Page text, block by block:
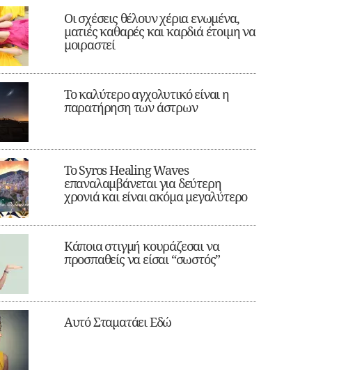
Οι σχέσεις θέλουν χέρια ενωμένα,
ματιές καθαρές και καρδιά έτοιμη να
μοιραστεί
Το καλύτερο αγχολυτικό είναι η
παρατήρηση των άστρων
Το Syros Healing Waves
επαναλαμβάνεται για δεύτερη
χρονιά και είναι ακόμα μεγαλύτερο
Κάποια στιγμή κουράζεσαι να
προσπαθείς να είσαι “σωστός”
Αυτό Σταματάει Εδώ